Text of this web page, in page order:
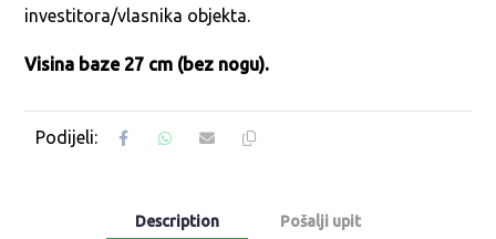
investitora/vlasnika objekta.
Visina baze 27 cm (bez nogu).
Description Pošalji upit